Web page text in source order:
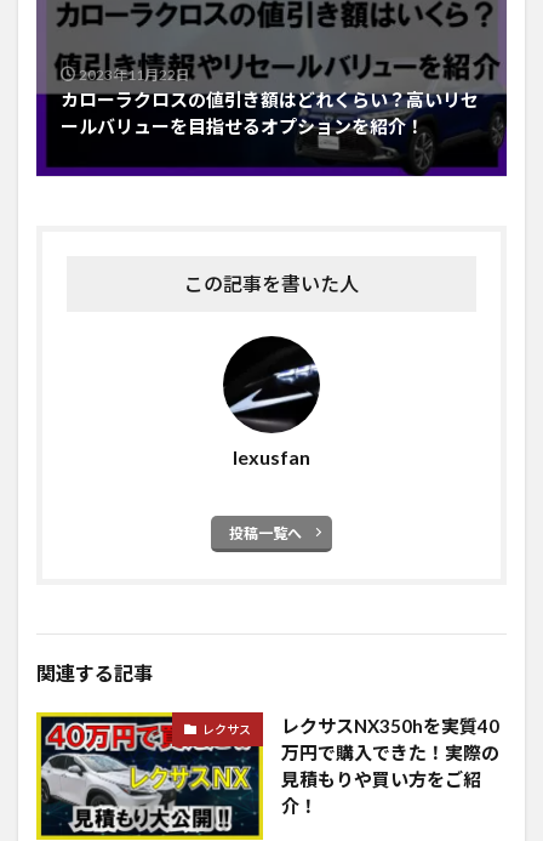
2023年11月22日
カローラクロスの値引き額はどれくらい？高いリセ
ールバリューを目指せるオプションを紹介！
この記事を書いた人
lexusfan
投稿一覧へ
関連する記事
レクサス
レクサスNX350hを実質40
万円で購入できた！実際の
見積もりや買い方をご紹
介！